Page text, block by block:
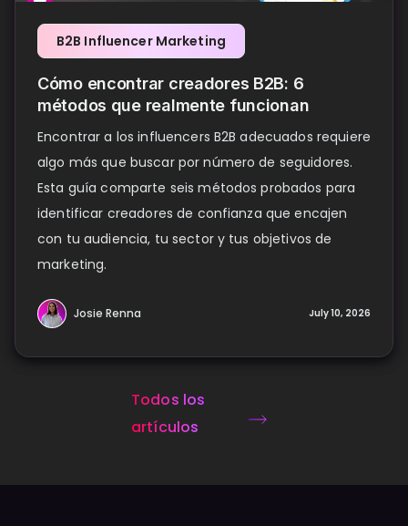
B2B Influencer Marketing
Cómo encontrar creadores B2B: 6
métodos que realmente funcionan
Encontrar a los influencers B2B adecuados requiere
algo más que buscar por número de seguidores.
Esta guía comparte seis métodos probados para
identificar creadores de confianza que encajen
con tu audiencia, tu sector y tus objetivos de
marketing.
Josie Renna July 10, 2026
Todos los
artículos